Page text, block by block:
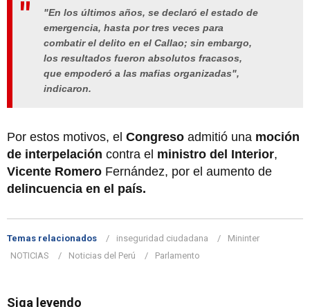
"En los últimos años, se declaró el estado de
emergencia, hasta por tres veces para
combatir el delito en el Callao; sin embargo,
los resultados fueron absolutos fracasos,
que empoderó a las mafias organizadas",
indicaron.
Por estos motivos, el Congreso admitió una moción
de interpelación contra el ministro del Interior,
Vicente Romero Fernández, por el aumento de
delincuencia en el país.
Temas relacionados inseguridad ciudadana
Mininter
NOTICIAS
Noticias del Perú Parlamento
Siga leyendo